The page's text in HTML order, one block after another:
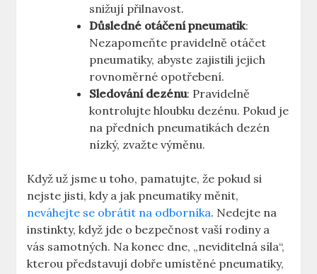
snižují přilnavost.
Důsledné otáčení pneumatik:
Nezapomeňte pravidelně otáčet
pneumatiky, abyste zajistili jejich
rovnoměrné opotřebení.
Sledování dezénu: Pravidelně
kontrolujte hloubku dezénu. Pokud je
na předních pneumatikách dezén
nízký, zvažte výměnu.
Když už jsme u toho, pamatujte, že pokud si
nejste jisti, kdy a jak pneumatiky měnit,
neváhejte se obrátit na odborníka. Nedejte na
instinkty, když jde o bezpečnost vaší rodiny a
vás samotných. Na konec dne, „neviditelná síla“,
kterou představují dobře umístěné pneumatiky,